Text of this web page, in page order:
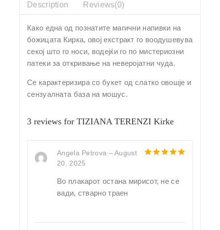
Description Reviews(0)
Како една од познатите магични напивки на
божицата Кирка, овој екстракт го воодушевува
секој што го носи, водејќи го по мистериозни
патеки за откривање на неверојатни чуда.
Се карактеризира со букет од слатко овошје и
сензуалната база на мошус.
3 reviews for TIZIANA TERENZI Kirke
Angela Petrova – August
20, 2025
Во плакарот остана мирисот, не се
вади, стварно траен